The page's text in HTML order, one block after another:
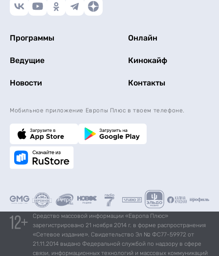
Программы Онлайн
Ведущие Кинокайф
Новости Контакты
Мобильное приложение Европы Плюс в твоем телефоне.
Средство массовой информации «Европа Плюс»
зарегистрировано 21 ноября 2014 г. в форме распространения
«Сетевое издание». Свидетельство Эл № ФС77-59972 от
21.11.2014 выдано Федеральной службой по надзору в сфере
связи, информационных технологий и массовых коммуникаций